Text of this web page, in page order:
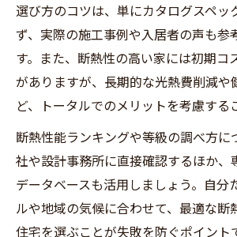
選び方のコツは、単にカタログスペッ
ず、実際の施工事例や入居者の声も参
す。また、断熱性の高い家には初期コ
がありますが、長期的な光熱費削減や
ど、トータルでのメリットを考慮する
断熱性能ランキングや等級の調べ方に
社や設計事務所に直接確認するほか、
データベースも活用しましょう。自分
ルや地域の気候に合わせて、最適な断
住宅を選ぶことが失敗を防ぐポイント